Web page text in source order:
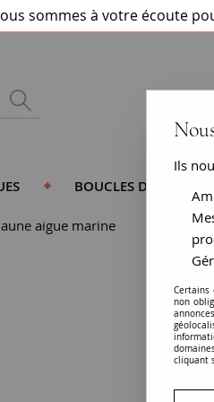
sommes à votre écoute
BOUCLES D'OREILLES
aigue marine
Ils
Certains
non
cliquant